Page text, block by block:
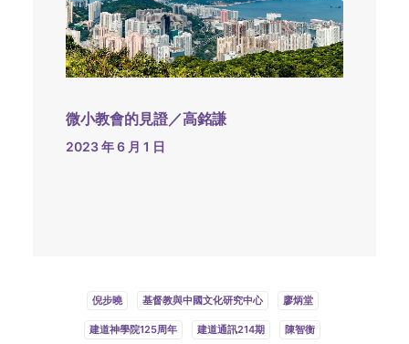
微小教會的見證／高銘謙
2023 年 6 月 1 日
倪步曉 基督教與中國文化研究中心 廖炳堂
建道神學院125周年 建道通訊214期 陳智衡